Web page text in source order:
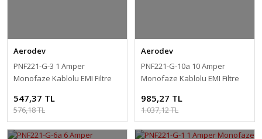
Aerodev
PNF221-G-3 1 Amper
Monofaze Kablolu EMI Filtre
547,37 TL
576,18 TL
Aerodev
PNF221-G-10a 10 Amper
Monofaze Kablolu EMI Filtre
985,27 TL
1.037,12 TL